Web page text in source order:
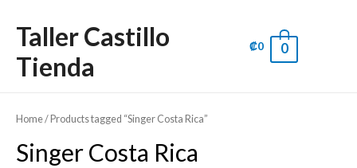
Taller Castillo
Tienda
₡0 0
Home/ Products tagged “Singer Costa Rica”
Singer Costa Rica